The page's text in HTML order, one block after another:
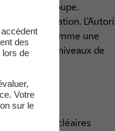
hall de découpe.
de l’installation.
comme une
est l’un des niveaux de
non nucléaires
des
lors de
Votre
sur le